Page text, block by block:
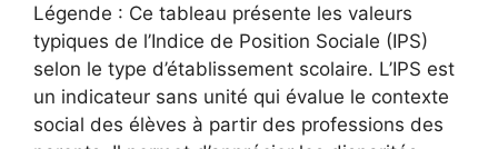
Légende : Ce tableau présente les valeurs
typiques de l’Indice de Position Sociale (IPS)
selon le type d’établissement scolaire. L’IPS est
un indicateur sans unité qui évalue le contexte
social des élèves à partir des professions des